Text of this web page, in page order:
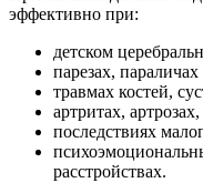
эффективно при:
детском
парезах,
травмах костей,
артритах,
последствиях
расстройствах.